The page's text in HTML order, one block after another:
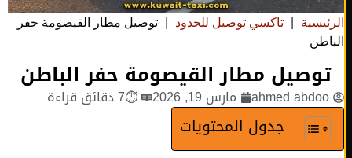
| تاكسي توصيل للحدود | توصيل مطار القيصومة حفر
مطار القيصومة حفر الباطن
ahmed abdoo مارس 19, 2026 ⏱7 دقائق قراءة
جدول المحتويات